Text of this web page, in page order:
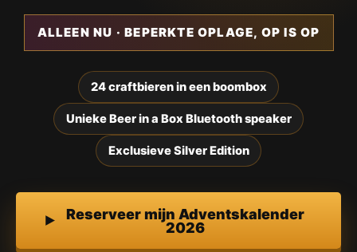
ALLEEN NU · BEPERKTE OPLAGE, OP IS OP
24 craftbieren in een boombox
Unieke Beer in a Box Bluetooth speaker
Exclusieve Silver Edition
Reserveer mijn Adventskalender
2026